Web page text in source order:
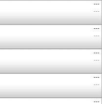
---
---
---
---
---
---
---
---
---